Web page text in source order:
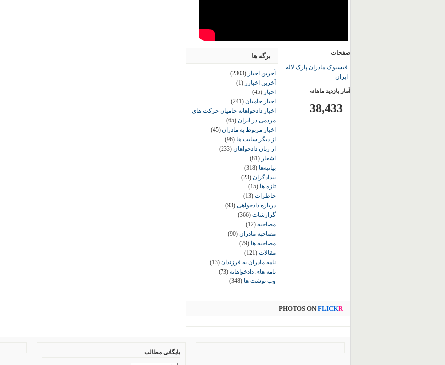
برگه ها
آخرین اخبار (2303)
آخرین اخبارر (1)
اخبار (45)
اخبار حامیان (241)
اخبار دادخواهانه حامیان حرکت های
مردمی در ایران (65)
اخبار مربوط به مادران (45)
از دیگر سایت ها (96)
از زبان دادخواهان (233)
اشعار (81)
بیانیه‌ها (318)
بیدادگران (23)
تازه ها (15)
خاطرات (13)
درباره دادخواهی (93)
گزارشات (366)
مصاحبه (12)
مصاحبه مادران (90)
مصاحبه ها (79)
مقالات (121)
نامه مادران به فرزندان (13)
نامه های دادخواهانه (73)
وب نوشت ها (348)
صفحات
فیسبوک مادران پارک لاله
ایران
آمار بازدید ماهانه
38,433
PHOTOS ON FLICKR
بایگانی مطالب